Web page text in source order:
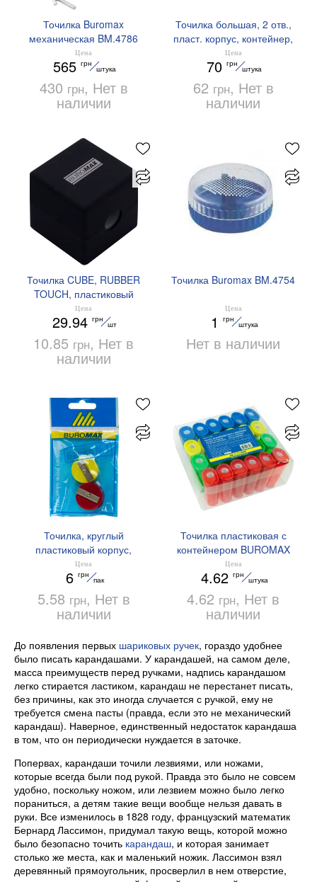
Точилка Buromax
механическая BM.4786
Цена
565 грн
штука
430 грн, Нет в
наличии
Точилка большая, 2 отв.,
пласт. корпус, контейнер,
Master twist 1 штука
(блистер) BUROMAX
BM.4777-1
Цена
70 грн
штука
62 грн, Нет в
наличии
Точилка CUBE, RUBBER
TOUCH, пластиковый
корпус, контейнер,
BUROMAX BM.4757
Цена
29.94 грн
шт
10.85 грн, Нет в
наличии
Точилка Buromax BM.4754
Цена
1 грн
штука
Нет в наличии
Точилка, круглый
пластиковый корпус,
комплект 2 штуки,
блистер, BUROMAX
BM.4700-99
Цена
6 грн
пак
5.58 грн, Нет в
наличии
Точилка пластиковая с
контейнером BUROMAX
BM.4755
Цена
4.62 грн
штука
4.62 грн, Нет в
наличии
До появления первых шариковых ручек, гораздо удобнее
было писать карандашами. У карандашей, на самом деле,
масса преимуществ перед ручками, надпись карандашом
легко стирается ластиком, карандаш не перестанет писать,
без причины, как это иногда случается с ручкой, ему не
требуется смена пасты (правда, если это не механический
карандаш). Наверное, единственный недостаток карандаша
в том, что он периодически нуждается в заточке.
Попервах, карандаши точили лезвиями, или ножами,
которые всегда были под рукой. Правда это было не совсем
удобно, поскольку ножом, или лезвием можно было легко
пораниться, а детям такие вещи вообще нельзя давать в
руки. Все изменилось в 1828 году, французский математик
Бернард Лассимон, придумал такую вещь, которой можно
было безопасно точить карандаш, и которая занимает
столько же места, как и маленький ножик. Лассимон взял
деревянный прямоугольник, просверлил в нем отверстие,